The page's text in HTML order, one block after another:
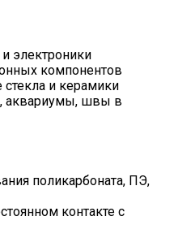
электроники
компонентов
и керамики
аквариумы, швы в
поликарбоната, ПЭ,
контакте с